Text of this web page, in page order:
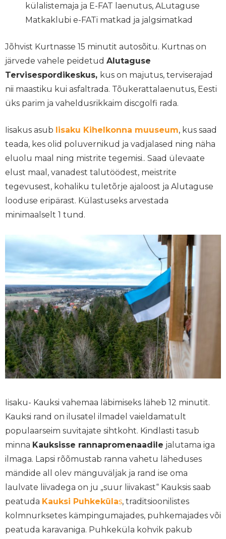
külalistemaja ja E-FAT laenutus, ALutaguse
Matkaklubi e-FATi matkad ja jalgsimatkad
Jõhvist Kurtnasse 15 minutit autosõitu. Kurtnas on
järvede vahele peidetud Alutaguse
Tervisespordikeskus, kus on majutus, terviserajad
nii maastiku kui asfaltrada. Tõukerattalaenutus, Eesti
üks parim ja vaheldusrikkaim discgolfi rada.
Iisakus asub Iisaku Kihelkonna muuseum, kus saad
teada, kes olid poluvernikud ja vadjalased ning näha
eluolu maal ning mistrite tegemisi.. Saad ülevaate
elust maal, vanadest talutöödest, meistrite
tegevusest, kohaliku tuletõrje ajaloost ja Alutaguse
looduse eripärast. Külastuseks arvestada
minimaalselt 1 tund.
Iisaku- Kauksi vahemaa läbimiseks läheb 12 minutit.
Kauksi rand on ilusatel ilmadel vaieldamatult
populaarseim suvitajate sihtkoht. Kindlasti tasub
minna Kauksisse rannapromenaadile jalutama iga
ilmaga. Lapsi rõõmustab ranna vahetu läheduses
mändide all olev mänguväljak ja rand ise oma
laulvate liivadega on ju „suur liivakast“ Kauksis saab
peatuda Kauksi Puhkekülas, traditsioonilistes
kolmnurksetes kämpingumajades, puhkemajades või
peatuda karavaniga. Puhkeküla kohvik pakub